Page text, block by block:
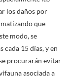
los daños por
que
modo, se
15 días, y en
procurarán evitar
asociada a